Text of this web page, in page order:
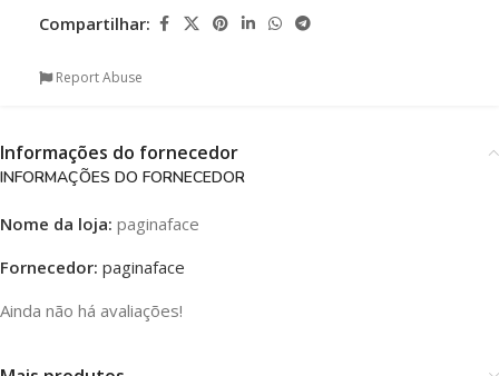
Compartilhar:
Report Abuse
Informações do fornecedor
INFORMAÇÕES DO FORNECEDOR
Nome da loja: paginaface
Fornecedor: paginaface
Ainda não há avaliações!